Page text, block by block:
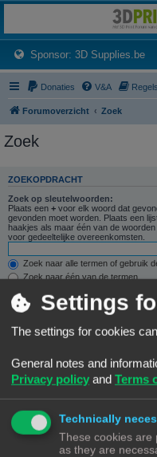
Het 3D print forum van de Benelux na
Sponsor: 3D Supplies.be
Donaties V&A Regels
Forumoverzicht Zoek
Zoek
ZOEKOPDRACHT
Zoek op sleutelwoorden:
Plaats een + voor elk woord dat
gevonden moet worden. Plaats een
haakjes als maar één van de
voor gedeeltelijke overeenkomsten.
Zoek naar alle termen of gebruik
Zoek naar één van de termen
Zoek naar auteur:
Gebruik * als een joker voor
Zoeken in forums:
Selecteer het forum of de forums die
doorzocht als je “Doorzoek
Settings
The settings for cookies
General notes and
Privacy policy and Terms
Technically
These cookies are
as they are